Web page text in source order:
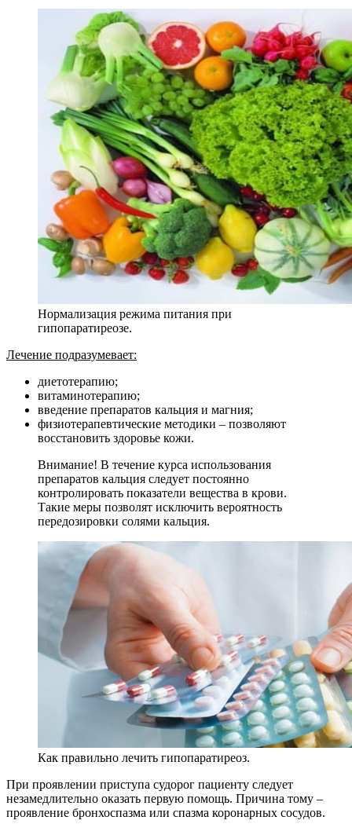
Нормализация режима питания при
гипопаратиреозе.
Лечение подразумевает:
диетотерапию;
витаминотерапию;
введение препаратов кальция и магния;
физиотерапевтические методики – позволяют
восстановить здоровье кожи.
Внимание! В течение курса использования
препаратов кальция следует постоянно
контролировать показатели вещества в крови.
Такие меры позволят исключить вероятность
передозировки солями кальция.
Как правильно лечить гипопаратиреоз.
При проявлении приступа судорог пациенту следует
незамедлительно оказать первую помощь. Причина тому –
проявление бронхоспазма или спазма коронарных сосудов.